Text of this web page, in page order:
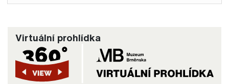
Virtuální prohlídka